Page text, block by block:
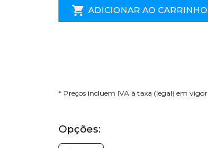
ADICIONAR AO CARRINHO
* Preços incluem IVA à taxa (legal) em vigor
Opções: